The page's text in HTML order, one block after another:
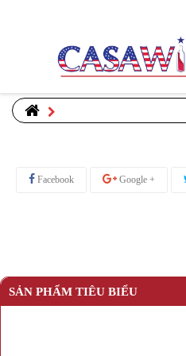
Facebook Google +
SẢN PHẨM TIÊU BIỂU